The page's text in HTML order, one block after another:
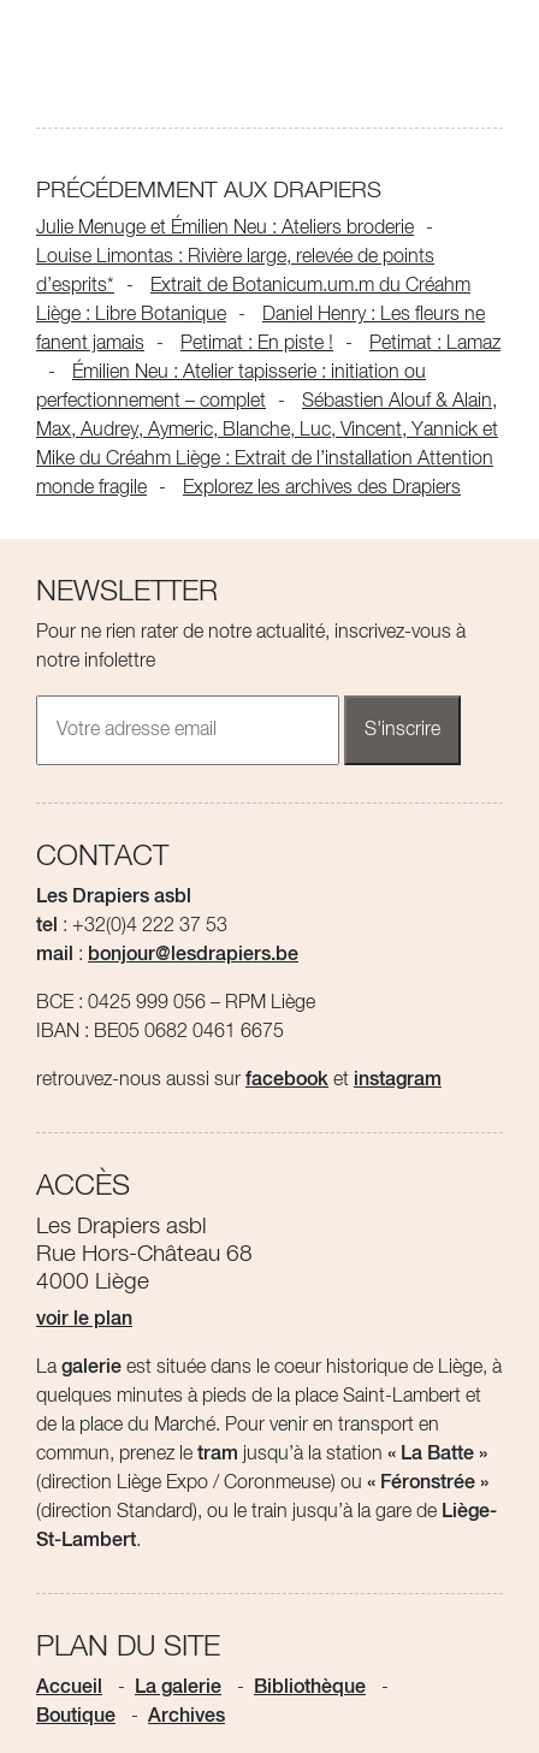
PRÉCÉDEMMENT AUX DRAPIERS
Julie Menuge et Émilien Neu : Ateliers broderie
Louise Limontas : Rivière large, relevée de points
d’esprits*
Extrait de Botanicum.um.m du Créahm
Liège : Libre Botanique
Daniel Henry : Les fleurs ne
fanent jamais
Petimat : En piste !
Petimat : Lamaz
Émilien Neu : Atelier tapisserie : initiation ou
perfectionnement – complet
Sébastien Alouf & Alain,
Max, Audrey, Aymeric, Blanche, Luc, Vincent, Yannick et
Mike du Créahm Liège : Extrait de l’installation Attention
monde fragile
Explorez les archives des Drapiers
NEWSLETTER
Pour ne rien rater de notre actualité, inscrivez-vous à
notre infolettre
CONTACT
Les Drapiers asbl
tel : +32(0)4 222 37 53
mail
: bonjour@lesdrapiers.be
BCE : 0425 999 056 – RPM Liège
IBAN : BE05 0682 0461 6675
retrouvez-nous aussi sur facebook et instagram
ACCÈS
Les Drapiers asbl
Rue Hors-Château 68
4000 Liège
voir le plan
Lagalerie est située dans le coeur historique de Liège, à
quelques minutes à pieds de la place Saint-Lambert et
de la place du Marché. Pour venir en transport en
commun, prenez le tram jusqu’à la station « La Batte »
(direction Liège Expo / Coronmeuse) ou « Féronstrée »
(direction Standard), ou le train jusqu’à la gare de Liège-
St-Lambert.
PLAN DU SITE
Accueil La galerie
Bibliothèque
Boutique
Archives